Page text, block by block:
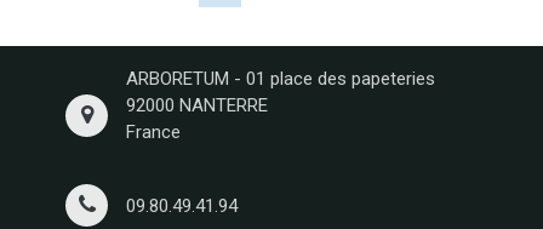
ARBORETUM - 01 place des papeteries
92000 NANTERRE
France
09.80.49.41.94